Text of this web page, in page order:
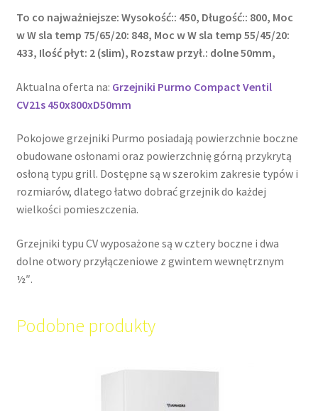
To co najważniejsze: Wysokość:: 450, Długość:: 800, Moc
w W sla temp 75/65/20: 848, Moc w W sla temp 55/45/20:
433, Ilość płyt: 2 (slim), Rozstaw przył.: dolne 50mm,
Aktualna oferta na: Grzejniki Purmo Compact Ventil
CV21s 450x800xD50mm
Pokojowe grzejniki Purmo posiadają powierzchnie boczne
obudowane osłonami oraz powierzchnię górną przykrytą
osłoną typu grill. Dostępne są w szerokim zakresie typów i
rozmiarów, dlatego łatwo dobrać grzejnik do każdej
wielkości pomieszczenia.
Grzejniki typu CV wyposażone są w cztery boczne i dwa
dolne otwory przyłączeniowe z gwintem wewnętrznym
½″.
Podobne produkty